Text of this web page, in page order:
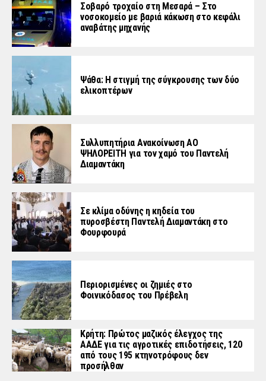
Σοβαρό τροχαίο στη Μεσαρά – Στο
νοσοκομείο με βαριά κάκωση στο κεφάλι
αναβάτης μηχανής
Ψάθα: Η στιγμή της σύγκρουσης των δύο
ελικοπτέρων
Συλλυπητήρια Ανακοίνωση ΑΟ
ΨΗΛΟΡΕΙΤΗ για τον χαμό του Παντελή
Διαμαντάκη
Σε κλίμα οδύνης η κηδεία του
πυροσβέστη Παντελή Διαμαντάκη στο
Φουρφουρά
Περιορισμένες οι ζημιές στο
Φοινικόδασος του Πρέβελη
Κρήτη: Πρώτος μαζικός έλεγχος της
ΑΑΔΕ για τις αγροτικές επιδοτήσεις, 120
από τους 195 κτηνοτρόφους δεν
προσήλθαν